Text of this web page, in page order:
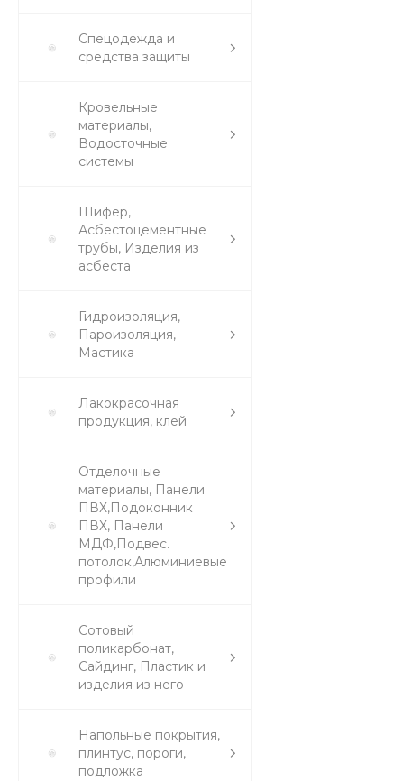
Спецодежда и
средства защиты
Кровельные
материалы,
Водосточные
системы
Шифер,
Асбестоцементные
трубы, Изделия из
асбеста
Гидроизоляция,
Пароизоляция,
Мастика
Лакокрасочная
продукция, клей
Отделочные
материалы, Панели
ПВХ,Подоконник
ПВХ, Панели
МДФ,Подвес.
потолок,Алюминиевые
профили
Сотовый
поликарбонат,
Сайдинг, Пластик и
изделия из него
Напольные покрытия,
плинтус, пороги,
подложка